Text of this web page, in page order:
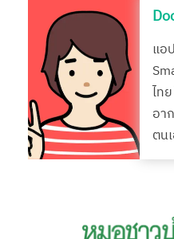
แอ
ไท
อา
ตน